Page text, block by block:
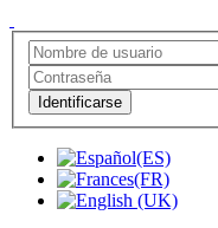
Identificarse